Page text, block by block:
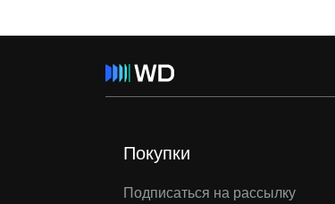
Покупки
Подписаться на рассылку